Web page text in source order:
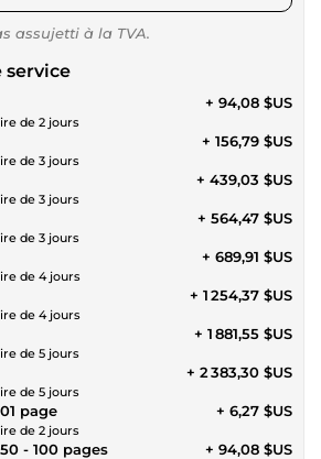
assujetti à la TVA.
service
de 2 jours
+ 94,08 $US
de 3 jours
+ 156,79 $US
de 3 jours
+ 439,03 $US
de 3 jours
+ 564,47 $US
de 4 jours
+ 689,91 $US
de 4 jours
+ 1 254,37 $US
de 5 jours
+ 1 881,55 $US
de 5 jours
+ 2 383,30 $US
page
de 2 jours
+ 6,27 $US
- 100 pages + 94,08 $US